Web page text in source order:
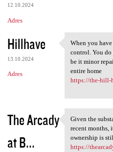
12.10.2024
Adres
Hillhave
13.10.2024
Adres
When you
When you
control. You
be it minor
entire home
https://the-hill-
The Arcady
at B...
Given the
Given the
recent months,
ownership is
https://